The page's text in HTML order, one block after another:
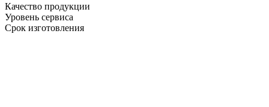
Качество продукции
Уровень сервиса
Срок изготовления